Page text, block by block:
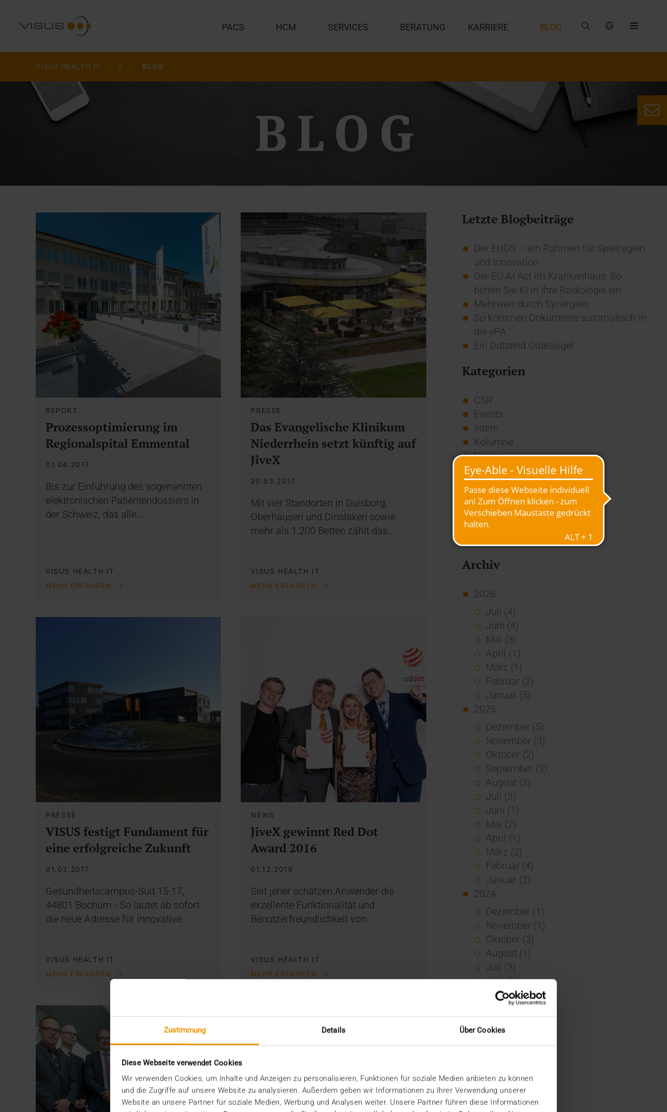
Zustimmung Details Über Cookies
Diese Webseite verwendet Cookies
Wir verwenden Cookies, um Inhalte und Anzeigen zu personalisieren, Funktionen für soziale Medien anbieten zu können
und die Zugriffe auf unsere Website zu analysieren. Außerdem geben wir Informationen zu Ihrer Verwendung unserer
Website an unsere Partner für soziale Medien, Werbung und Analysen weiter. Unsere Partner führen diese Informationen
PACS HCM SERVICES BERATUNG KARRIERE BLOG
VISUS HEALTH IT BLOG
REPORT
Prozessoptimierung im
Regionalspital Emmental
01.04.2017
Bis zur Einführung des sogenannten
elektronischen Patientendossiers in
der Schweiz, das alle…
VISUS HEALTH IT
MEHR ERFAHREN
PRESSE
Das Evangelische Klinikum
Niederrhein setzt künftig auf
JiveX
20.03.2017
Mit vier Standorten in Duisburg,
Oberhausen und Dinslaken sowie
mehr als 1.200 Betten zählt das…
VISUS HEALTH IT
MEHR ERFAHREN
PRESSE
VISUS festigt Fundament für
eine erfolgreiche Zukunft
01.03.2017
Gesundheitscampus-Süd 15-17,
44801 Bochum - So lautet ab sofort
die neue Adresse für innovative…
VISUS HEALTH IT
MEHR ERFAHREN
NEWS
JiveX gewinnt Red Dot
Award 2016
01.12.2016
Seit jeher schätzen Anwender die
exzellente Funktionalität und
Benutzerfreundlichkeit von…
VISUS HEALTH IT
MEHR ERFAHREN
Letzte Blogbeiträge
Der EHDS – ein Rahmen für Spielregeln
und Innovation
Der EU AI Act im Krankenhaus: So
betten Sie KI in Ihre Radiologie ein
Mehrwert durch Synergien
So kommen Dokumente automatisch in
die ePA
Ein Dutzend Gütesiegel
Kategorien
CSR
Events
Intern
Kolumne
News
Overview
Presse
Report
Standard Echo
Stories
Archiv
2026
Juli (4)
Juni (4)
Mai (3)
April (1)
März (1)
Februar (2)
Januar (5)
2025
Dezember (5)
November (3)
Oktober (2)
September (3)
August (3)
Juli (3)
Juni (1)
Mai (2)
April (1)
März (2)
Februar (4)
Januar (2)
2024
Dezember (1)
November (1)
Oktober (3)
August (1)
Juli (3)
Juni (3)
Mai (7)
April (4)
Februar (3)
Dezember (5)
November (6)